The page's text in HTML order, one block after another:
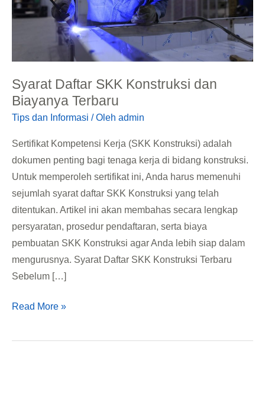
Syarat Daftar SKK Konstruksi dan
Biayanya Terbaru
Tips dan Informasi / Oleh admin
Sertifikat Kompetensi Kerja (SKK Konstruksi) adalah
dokumen penting bagi tenaga kerja di bidang konstruksi.
Untuk memperoleh sertifikat ini, Anda harus memenuhi
sejumlah syarat daftar SKK Konstruksi yang telah
ditentukan. Artikel ini akan membahas secara lengkap
persyaratan, prosedur pendaftaran, serta biaya
pembuatan SKK Konstruksi agar Anda lebih siap dalam
mengurusnya. Syarat Daftar SKK Konstruksi Terbaru
Sebelum […]
Biayanya
Read More »